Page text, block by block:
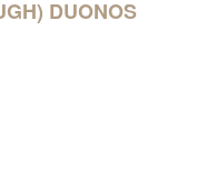
DUONOS